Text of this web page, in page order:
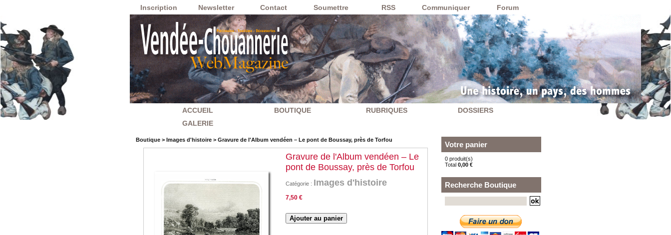
Inscription Newsletter Contact Soumettre RSS Communiquer Forum
ACCUEIL BOUTIQUE RUBRIQUES
DOSSIERS
GALERIE
Boutique > Images d'histoire > Gravure de l'Album vendéen – Le pont de Boussay, près de Torfou
Gravure de l'Album vendéen – Le
pont de Boussay, près de Torfou
Catégorie : Images d'histoire
7,50 €
Votre panier
0 produit(s)
Total 0,00 €
Recherche Boutique